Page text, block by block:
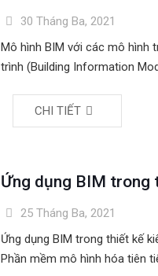
30 Tháng Ba, 2021
Mô hình BIM với các mô hình
trình (Building Information
CHI TIẾT
Ứng dụng BIM trong
25 Tháng Ba, 2021
Ứng dụng BIM trong thiết kế
Phần mềm mô hình hóa tiên